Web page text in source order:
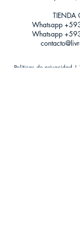
TIENDA
Whatsapp
Whatsapp
Políticas de privacidad |